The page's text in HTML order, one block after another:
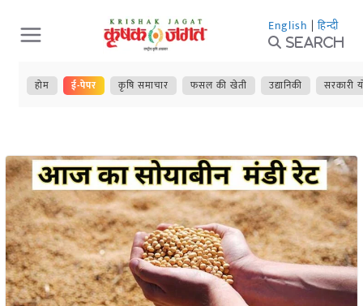
Skip
to
content
English | हिन्दी
Search
होम ई-पेपर कृषि समाचार फसल की खेती उद्यानिकी सरकारी